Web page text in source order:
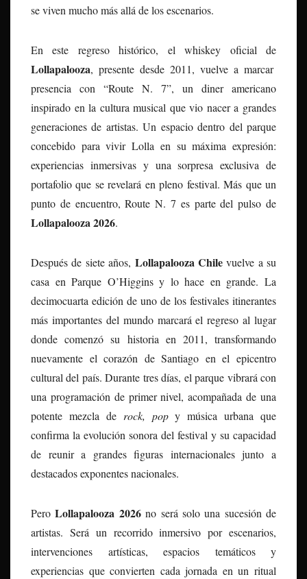
se viven mucho más allá de los escenarios.
En este regreso histórico, el whiskey oficial de
Lollapalooza, presente desde 2011, vuelve a marcar
presencia con “Route N. 7”, un diner americano
inspirado en la cultura musical que vio nacer a grandes
generaciones de artistas. Un espacio dentro del parque
concebido para vivir Lolla en su máxima expresión:
experiencias inmersivas y una sorpresa exclusiva de
portafolio que se revelará en pleno festival. Más que un
punto de encuentro, Route N. 7 es parte del pulso de
Lollapalooza 2026.
Después de siete años, Lollapalooza Chilevuelve a su
casa en Parque O’Higgins y lo hace en grande. La
decimocuarta edición de uno de los festivales itinerantes
más importantes del mundo marcará el regreso al lugar
donde comenzó su historia en 2011, transformando
nuevamente el corazón de Santiago en el epicentro
cultural del país. Durante tres días, el parque vibrará con
una programación de primer nivel, acompañada de una
potente mezcla de rock, popy música urbana que
confirma la evolución sonora del festival y su capacidad
de reunir a grandes figuras internacionales junto a
destacados exponentes nacionales.
PeroLollapalooza 2026no será solo una sucesión de
artistas. Será un recorrido inmersivo por escenarios,
intervenciones artísticas, espacios temáticos y
experiencias que convierten cada jornada en un ritual